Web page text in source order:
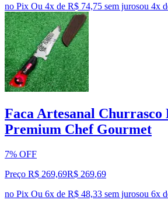
no Pix Ou 4x de R$ 74,75 sem jurosou 4x
Faca Artesanal Churrasco
Premium Chef Gourmet
7% OFF
Preço R$ 269,69R$ 269,69
no Pix Ou 6x de R$ 48,33 sem jurosou 6x